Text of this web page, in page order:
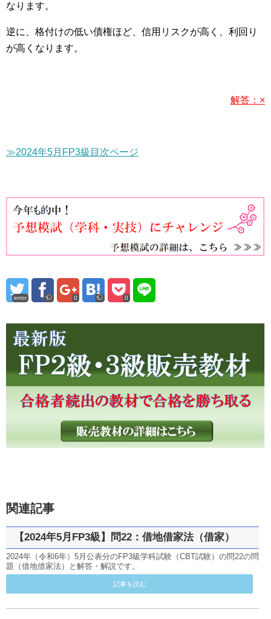
なります。
逆に、格付けの低い債権ほど、信用リスクが高く、利回り
が高くなります。
解答：×
≫2024年5月FP3級目次ページ
error 0 0
関連記事
【2024年5月FP3級】問22：借地借家法（借家）
2024年（令和6年）5月公表分のFP3級学科試験（CBT試験）の問22の問
題（借地借家法）と解答・解説です。
記事を読む